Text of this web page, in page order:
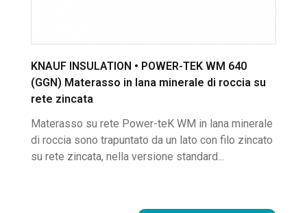
KNAUF INSULATION • POWER-TEK WM 640
(GGN) Materasso in lana minerale di roccia su
rete zincata
Materasso su rete Power-teK WM in lana minerale
di roccia sono trapuntato da un lato con filo zincato
su rete zincata, nella versione standard...